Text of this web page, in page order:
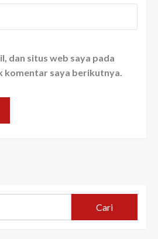
dan situs web saya pada
komentar saya berikutnya.
Cari